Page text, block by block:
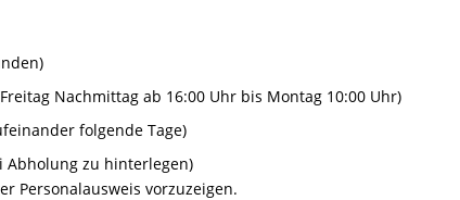
Nachmittag ab 16:00 Uhr bis Montag 10:00 Uhr)
folgende Tage)
Abholung zu hinterlegen)
Personalausweis vorzuzeigen.